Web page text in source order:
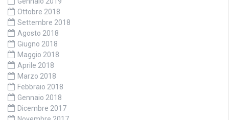
Ottobre 2018
Settembre 2018
Agosto 2018
Giugno 2018
Maggio 2018
Aprile 2018
Marzo 2018
Febbraio 2018
Gennaio 2018
Dicembre 2017